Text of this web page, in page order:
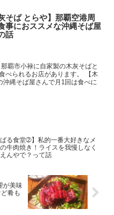
そば とらや】那覇空港周
事におススメな沖縄そば屋
話
覇市小禄に自家製の木灰そばと
べられるお店があります。 【木
縄そば屋さんで月1回は食べに
ばる食堂➁】私的一番大好きなメ
牛肉焼き！ライスを我慢しなく
んやで？って話
が美味
肴も